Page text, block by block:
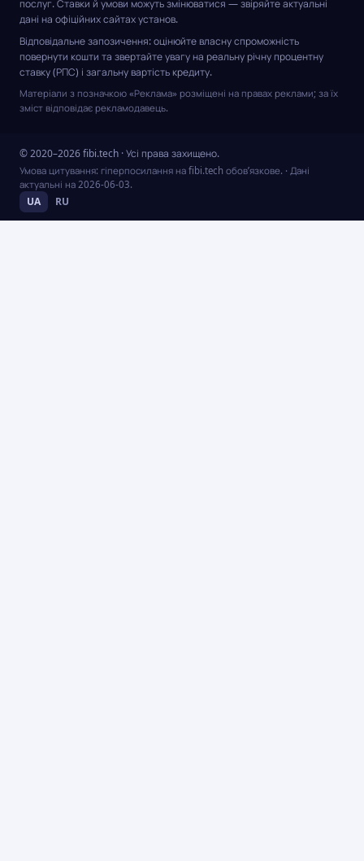
послуг. Ставки й умови можуть змінюватися — звіряйте актуальні
дані на офіційних сайтах установ.
Відповідальне запозичення: оцінюйте власну спроможність
повернути кошти та звертайте увагу на реальну річну процентну
ставку (РПС) і загальну вартість кредиту.
Матеріали з позначкою «Реклама» розміщені на правах реклами; за їх
зміст відповідає рекламодавець.
© 2020–2026 fibi.tech · Усі права захищено.
Умова цитування: гіперпосилання на fibi.tech обов’язкове. · Дані
актуальні на 2026-06-03.
UA RU